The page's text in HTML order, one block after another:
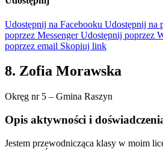
Udostępnij na Facebooku Udostępnij na
poprzez Messenger Udostępnij poprzez
poprzez email Skopiuj link
8. Zofia Morawska
Okręg nr 5 – Gmina Raszyn
Opis aktywności i
Jestem przewodnicząca klasy w moim